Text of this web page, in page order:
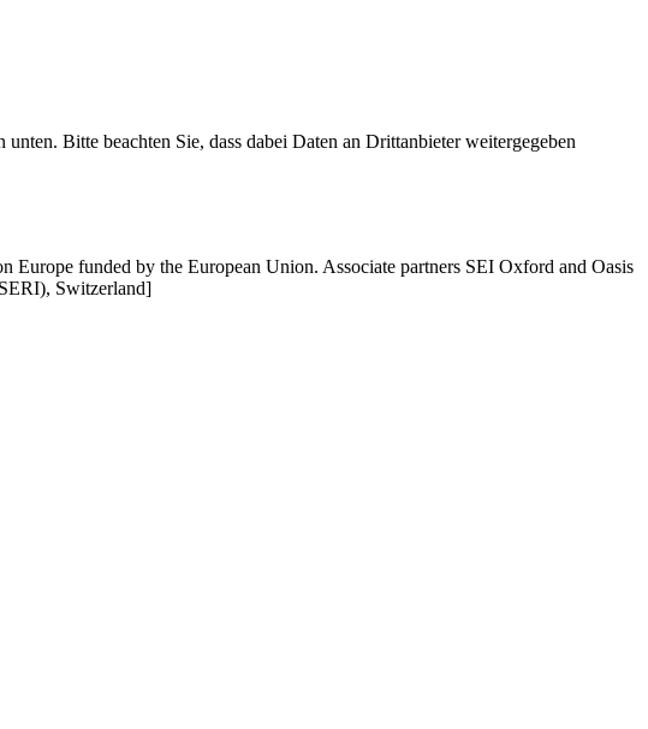
Bitte beachten Sie, dass dabei Daten an Drittanbieter weitergegeben
funded by the European Union. Associate partners SEI Oxford and Oasis
Switzerland]